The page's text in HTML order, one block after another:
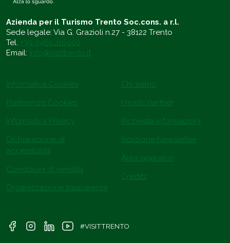
Azienda per il Turismo Trento Soc.cons. a r.l.
Sede legale: Via G. Grazioli n.27 - 38122 Trento
Tel. +39 0461 216000
Email: info@visittrento.it
Informativa Cookies
Preferenze Cookies
Informativa Privacy
Dichiarazione di
accessibilità
Condizioni di vendita
Organizzazione trasparente
Chi siamo
I nostri partner
Richiesta informazioni
Iscrizione Newsletter
Area operatori
Credits
#VISITTRENTO